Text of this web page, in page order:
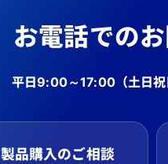
お電話での
平日9:00～17:00（土日祝
製品購入のご相談